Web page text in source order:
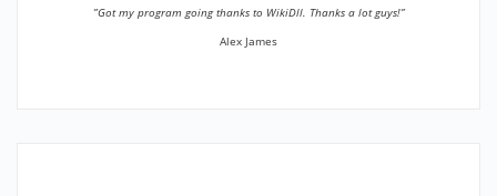
”Got my program going thanks to WikiDll. Thanks a lot guys!”
Alex James